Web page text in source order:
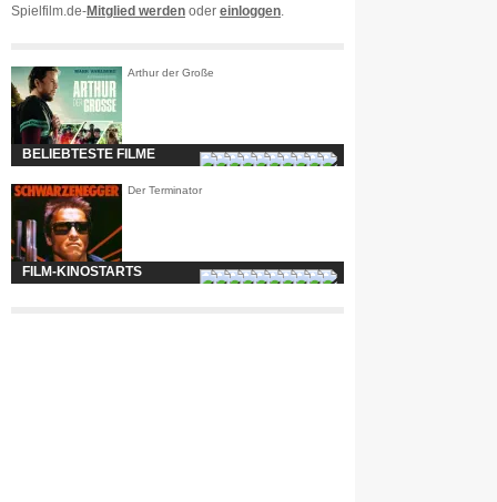
Spielfilm.de-Mitglied werden oder einloggen
Arthur der Große
BELIEBTESTE FILME
Der Terminator
FILM-KINOSTARTS